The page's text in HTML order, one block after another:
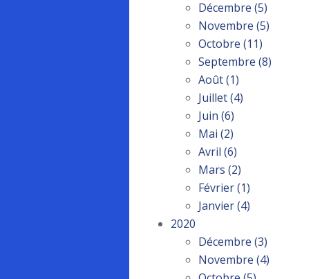
Décembre (5)
Novembre (5)
Octobre (11)
Septembre (8)
Août(1)
Juillet(4)
Juin (6)
Mai (2)
Avril (6)
Mars (2)
Février(1)
Janvier(4)
2020
Décembre (3)
Novembre (4)